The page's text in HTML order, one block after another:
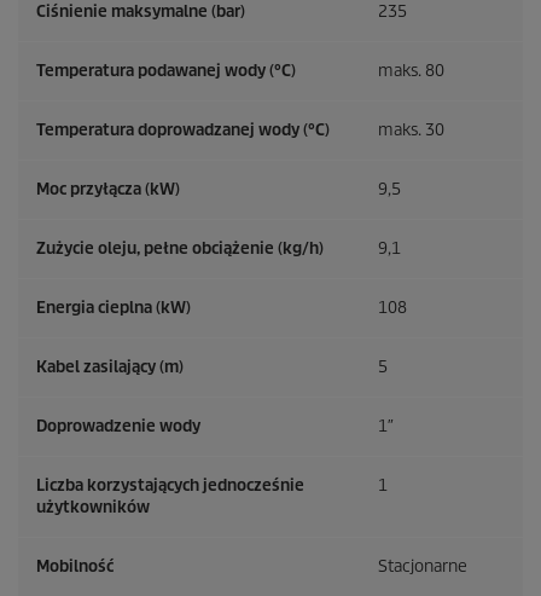
Ciśnienie maksymalne (bar) 235
Temperatura podawanej wody (°C) maks. 80
Temperatura doprowadzanej wody (°C) maks. 30
Moc przyłącza (kW) 9,5
Zużycie oleju, pełne obciążenie (kg/h) 9,1
Energia cieplna (kW) 108
Kabel zasilający (m) 5
Doprowadzenie wody 1″
Liczba korzystających jednocześnie
użytkowników
1
Mobilność Stacjonarne